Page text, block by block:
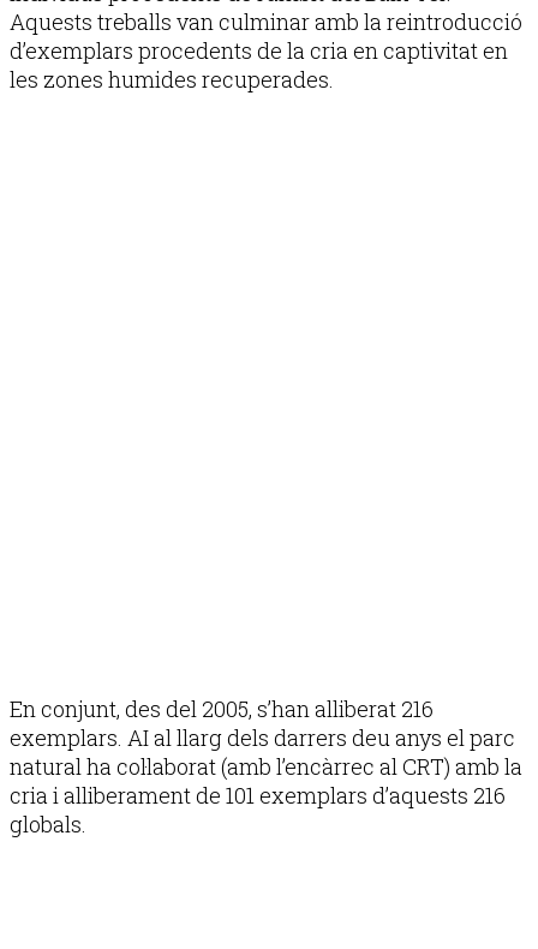
Aquests treballs van culminar amb la reintroducció
d’exemplars procedents de la cria en captivitat en
les zones humides recuperades.
En conjunt, des del 2005, s’han alliberat 216
exemplars. AI al llarg dels darrers deu anys el parc
natural ha col·laborat (amb l’encàrrec al CRT) amb la
cria i alliberament de 101 exemplars d’aquests 216
globals.